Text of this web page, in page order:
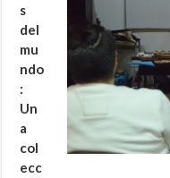
s
del
mu
ndo
:
Un
a
col
ecc